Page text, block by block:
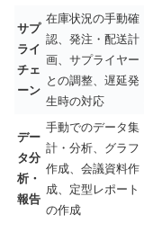
サプ
ライ
チェ
ーン
在庫状況の手動確
認、発注・配送計
画、サプライヤー
との調整、遅延発
生時の対応
デー
タ分
析・
報告
手動でのデータ集
計・分析、グラフ
作成、会議資料作
成、定型レポート
の作成